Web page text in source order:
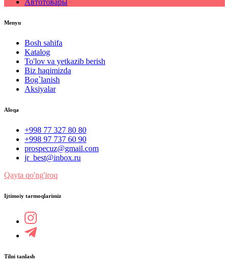
Автотовары
Menyu
Bosh sahifa
Katalog
To'lov va yetkazib berish
Biz haqimizda
Bog`lanish
Aksiyalar
Aloqa
+998 77 327 80 80
+998 97 737 60 90
prospecuz@gmail.com
jr_best@inbox.ru
Qayta qo'ng'iroq
Ijtimoiy tarmoqlarimiz
Tilni tanlash